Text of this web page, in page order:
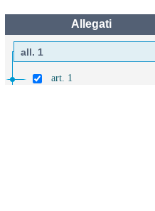
Allegati
all. 1
art. 1